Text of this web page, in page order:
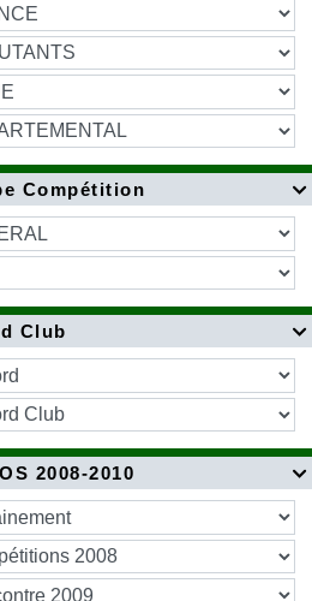

Compétition

Club

2008-2010